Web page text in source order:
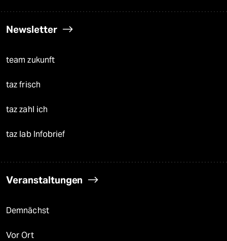
Newsletter
team zukunft
taz frisch
taz zahl ich
taz lab Infobrief
Veranstaltungen
Demnächst
Vor Ort